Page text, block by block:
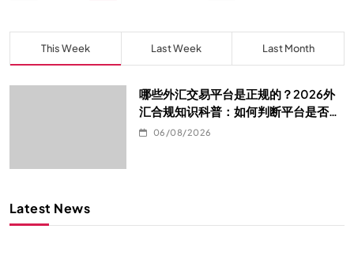
This Week Last Week Last Month
哪些外汇交易平台是正规的？2026外
汇合规知识科普：如何判断平台是否真
的合规
06/08/2026
Latest News